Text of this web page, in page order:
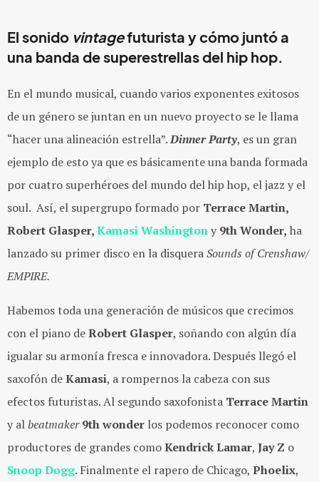
El sonido vintagefuturista y cómo juntó a
una banda de superestrellas del hip hop.
En el mundo musical, cuando varios exponentes exitosos
de un género se juntan en un nuevo proyecto se le llama
“hacer una alineación estrella”.Dinner Party, es un gran
ejemplo de esto ya que es básicamente una banda formada
por cuatro superhéroes del mundo del hip hop, el jazz y el
soul. Así, el supergrupo formado por Terrace Martin,
Robert Glasper,Kamasi Washingtony 9th Wonder, ha
lanzado su primer disco en la disqueraSounds of Crenshaw/
EMPIRE.
Habemos toda una generación de músicos que crecimos
con el piano deRobert Glasper, soñando con algún día
igualar su armonía fresca e innovadora. Después llegó el
saxofón deKamasi, a rompernos la cabeza con sus
efectos futuristas. Al segundo saxofonista Terrace Martin
y albeatmaker 9th wonder los podemos reconocer como
productores de grandes comoKendrick Lamar, Jay Z o
Snoop Dogg. Finalmente el rapero de Chicago, Phoelix,